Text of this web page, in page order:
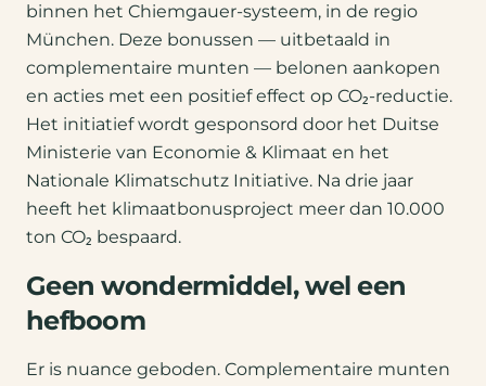
binnen het Chiemgauer-systeem, in de regio
München. Deze bonussen — uitbetaald in
complementaire munten — belonen aankopen
en acties met een positief effect op CO₂-reductie.
Het initiatief wordt gesponsord door het Duitse
Ministerie van Economie & Klimaat en het
Nationale Klimatschutz Initiative. Na drie jaar
heeft het klimaatbonusproject meer dan 10.000
ton CO₂ bespaard.
Geen wondermiddel, wel een
hefboom
Er is nuance geboden. Complementaire munten